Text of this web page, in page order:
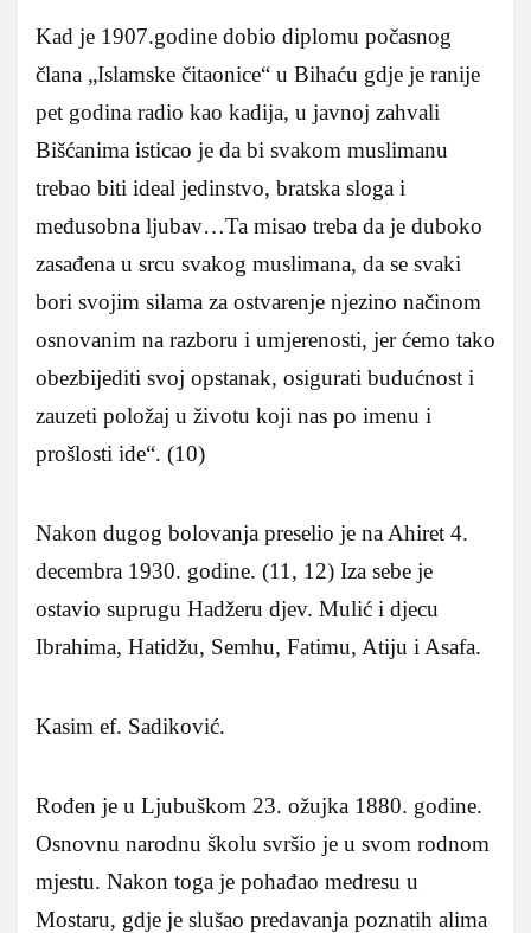
Kad je 1907.godine dobio diplomu počasnog
člana „Islamske čitaonice“ u Bihaću gdje je ranije
pet godina radio kao kadija, u javnoj zahvali
Bišćanima isticao je da bi svakom muslimanu
trebao biti ideal jedinstvo, bratska sloga i
međusobna ljubav…Ta misao treba da je duboko
zasađena u srcu svakog muslimana, da se svaki
bori svojim silama za ostvarenje njezino načinom
osnovanim na razboru i umjerenosti, jer ćemo tako
obezbijediti svoj opstanak, osigurati budućnost i
zauzeti položaj u životu koji nas po imenu i
prošlosti ide“. (10)
Nakon dugog bolovanja preselio je na Ahiret 4.
decembra 1930. godine. (11, 12) Iza sebe je
ostavio suprugu Hadžeru djev. Mulić i djecu
Ibrahima, Hatidžu, Semhu, Fatimu, Atiju i Asafa.
Kasim ef. Sadiković.
Rođen je u Ljubuškom 23. ožujka 1880. godine.
Osnovnu narodnu školu svršio je u svom rodnom
mjestu. Nakon toga je pohađao medresu u
Mostaru, gdje je slušao predavanja poznatih alima